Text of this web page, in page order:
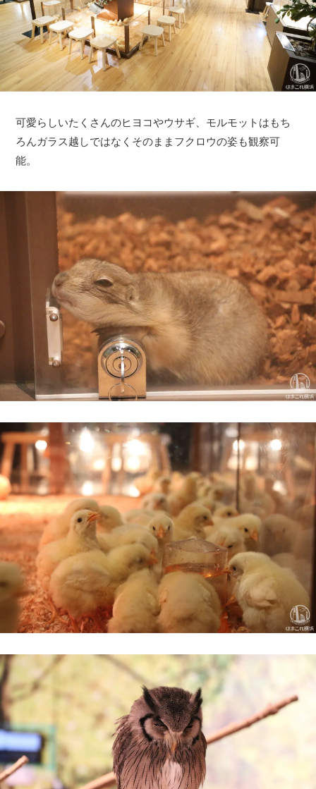
可愛らしいたくさんのヒヨコやウサギ、モルモットはもち
ろんガラス越しではなくそのままフクロウの姿も観察可
能。